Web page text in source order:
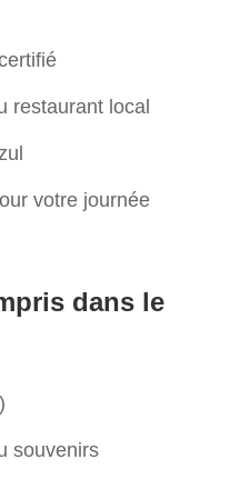
restaurant local
votre journée
dans le
souvenirs